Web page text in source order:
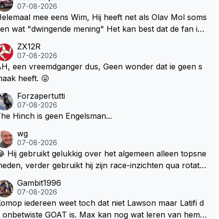
07-08-2026
mee eens Wim, Hij heeft net als Olav Mol soms
wat "dwingende mening" Het kan best dat de fan in
te roepen. Maar in een tijd zonder races zijn dit leuke
ZX12R
07-08-2026
een vreemdganger dus, Geen wonder dat ie geen s
heeft. 😜
Forzapertutti
07-08-2026
Hinch is geen Engelsman...
wg
07-08-2026
Hij gebruikt gelukkig over het algemeen alleen topsne
verder gebruikt hij zijn race-inzichten qua rotati
helemaal niets, dus wat dat betreft heeft hij sowieso g
😂.
Gambit1996
07-08-2026
iedereen weet toch dat niet Lawson maar Latifi d
onbetwiste GOAT is. Max kan nog wat leren van hem E